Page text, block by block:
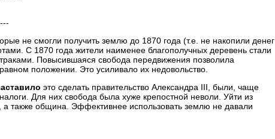
не смогли получить землю до 1870 года (т.е. не накопили денег
С 1870 года жители наименее благополучных деревень стали
Повысившаяся свобода передвижения позволила
положении. Это усиливало их недовольство.
это сделать правительство Александра III, были, чаще
Для них свобода была хуже крепостной неволи. Уйти из
также община. Эффективнее использовать землю не давали